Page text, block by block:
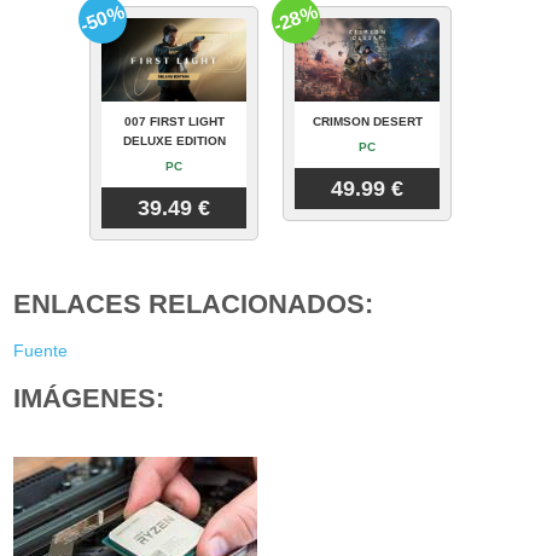
007 FIRST LIGHT
DELUXE EDITION
PC
39.49 €
-50%
CRIMSON DESERT
PC
49.99 €
-28%
ENLACES RELACIONADOS:
Fuente
IMÁGENES: